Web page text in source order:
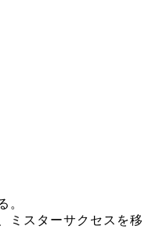
。
ミスターサクセスを移